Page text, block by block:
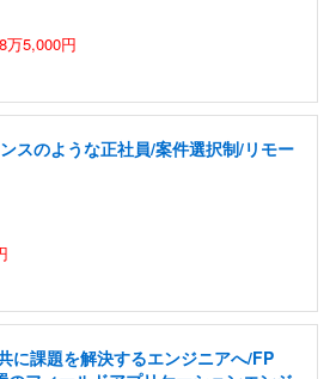
万5,000円
スのような正社員/案件選択制/リモー
に課題を解決するエンジニアへ/FP